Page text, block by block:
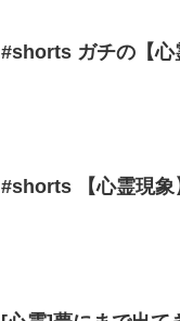
#shorts ガチの【
#shorts 【心霊現